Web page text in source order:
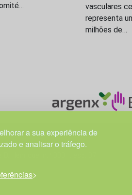
a sua experiência de
e analisar o tráfego.
vasculares
representa
milhões de…